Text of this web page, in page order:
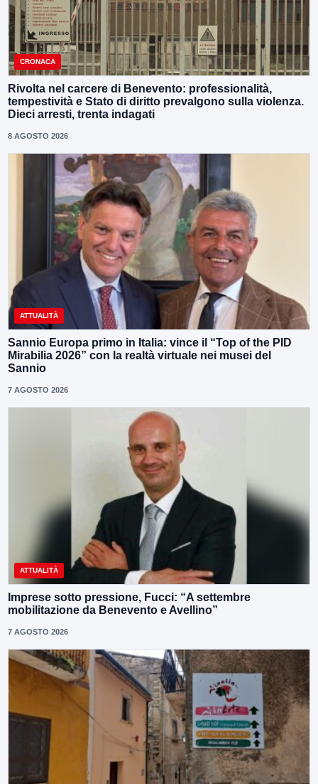
CRONACA
Rivolta nel carcere di Benevento: professionalità,
tempestività e Stato di diritto prevalgono sulla violenza.
Dieci arresti, trenta indagati
8 AGOSTO 2026
ATTUALITÀ
Sannio Europa primo in Italia: vince il “Top of the PID
Mirabilia 2026” con la realtà virtuale nei musei del
Sannio
7 AGOSTO 2026
ATTUALITÀ
Imprese sotto pressione, Fucci: “A settembre
mobilitazione da Benevento e Avellino”
7 AGOSTO 2026